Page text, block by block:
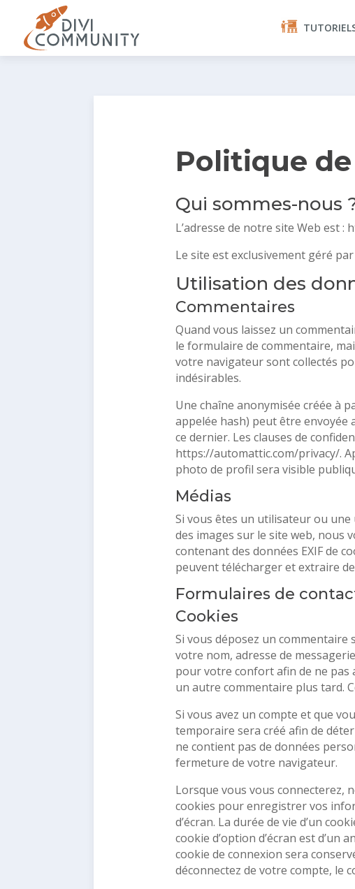
Politique
Qui sommes-nous
L’adresse de notre site Web est
Le site est exclusivement géré
Utilisation des
Commentaires
Quand vous laissez un
le formulaire de commentaire,
votre navigateur sont collectés
indésirables.
Une chaîne anonymisée créée à
appelée hash) peut être envoyée
ce dernier. Les clauses de
https://automattic.com/privacy/.
photo de profil sera visible
Médias
Si vous êtes un utilisateur ou
des images sur le site web, nous
contenant des données EXIF de
peuvent télécharger et extraire
Formulaires de
Cookies
Si vous déposez un
votre nom, adresse de
pour votre confort afin de ne pas
un autre commentaire plus tard.
Si vous avez un compte et que
temporaire sera créé afin de
ne contient pas de données
fermeture de votre navigateur.
Lorsque vous vous connecterez,
cookies pour enregistrer vos
d’écran. La durée de vie d’un
cookie d’option d’écran est d’un
cookie de connexion sera
déconnectez de votre compte, le